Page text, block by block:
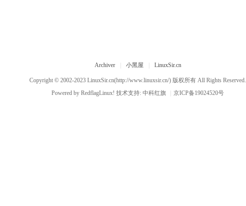
Archiver 小黑屋 LinuxSir.cn
Copyright © 2002-2023 LinuxSir.cn(http://www.linuxsir.cn/) 版权所有 All Rights Reserved.
Powered by RedflagLinux! 技术支持: 中科红旗 京ICP备19024520号